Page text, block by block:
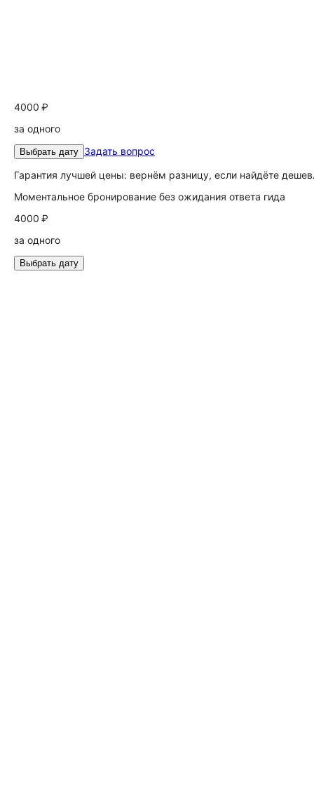
4000 ₽
за одного
Выбрать дату Задать вопрос
Гарантия лучшей цены: вернём разницу, если найдёте
Моментальное бронирование без ожидания ответа гида
4000 ₽
за одного
Выбрать дату